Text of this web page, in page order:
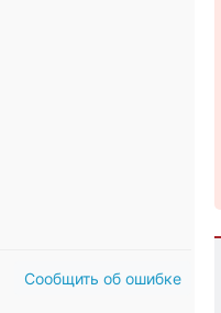
Сообщить об ошибке